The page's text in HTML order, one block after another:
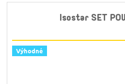
Isostar SET
Výhodné